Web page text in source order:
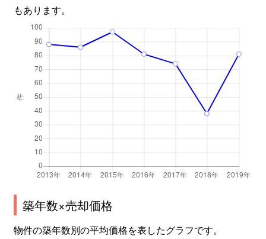
もあります。
築年数×売却価格
物件の築年数別の平均価格を表したグラフです。